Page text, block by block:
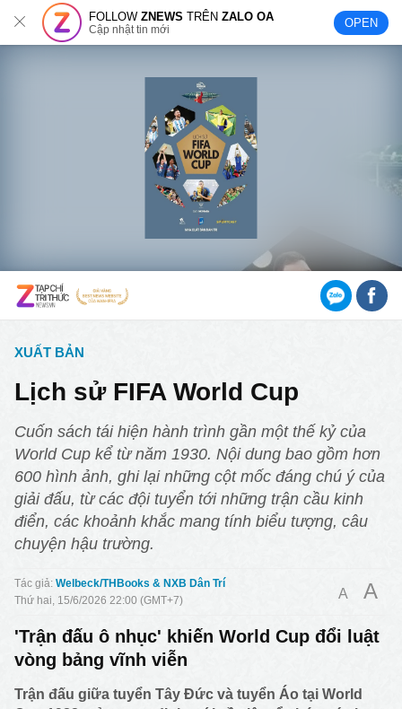
FOLLOWZNEWS TRÊNZALO OA
Cập nhật tin mới OPEN
XUẤT BẢN
Lịch sử FIFA World Cup
Cuốn sách tái hiện hành trình gần một thế kỷ của
World Cup kể từ năm 1930. Nội dung bao gồm hơn
600 hình ảnh, ghi lại những cột mốc đáng chú ý của
giải đấu, từ các đội tuyển tới những trận cầu kinh
điển, các khoảnh khắc mang tính biểu tượng, câu
chuyện hậu trường.
Welbeck/THBooks & NXB Dân Trí
Thứ hai, 15/6/2026 22:00 (GMT+7)
A A
'Trận đấu ô nhục' khiến World Cup đổi luật
vòng bảng vĩnh viễn
Trận đấu giữa tuyển Tây Đức và tuyển Áo tại World